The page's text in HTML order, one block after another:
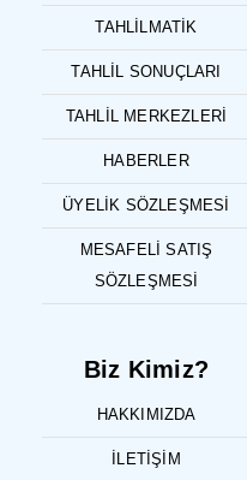
TAHLILMATIK
TAHLIL SONUÇLARI
TAHLIL MERKEZLERI
HABERLER
ÜYELIK SÖZLEŞMESI
MESAFELI SATIŞ
SÖZLEŞMESI
Biz Kimiz?
HAKKIMIZDA
İLETIŞIM